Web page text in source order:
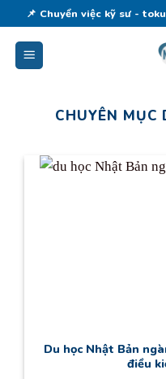
to
content
📌 Chuyển việc kỹ sư -
CHUYÊN MỤC
Du học Nhật Bản
điều